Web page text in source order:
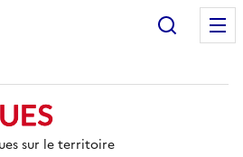
sur le territoire